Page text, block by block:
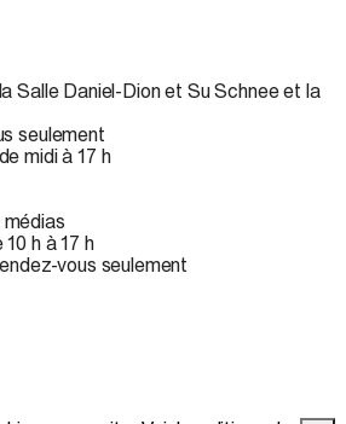
Salle Daniel-Dion et Su Schnee et la
seulement
midi à 17 h
médias
h à 17 h
vous seulement